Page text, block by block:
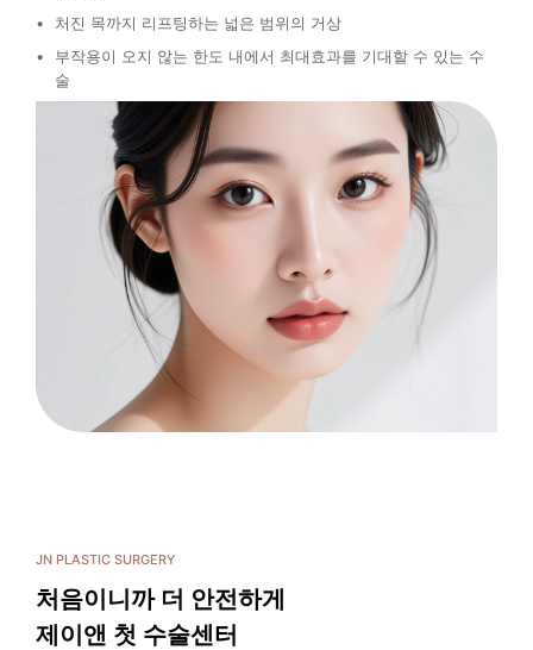
처진 목까지 리프팅하는 넓은 범위의 거상
부작용이 오지 않는 한도 내에서 최대효과를 기대할 수 있는 수
술
JN PLASTIC SURGERY
처음이니까 더 안전하게
제이앤 첫 수술센터